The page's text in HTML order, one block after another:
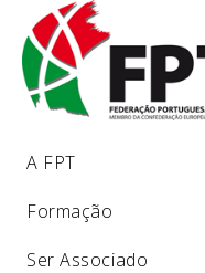
A FPT
Formação
Ser Associado